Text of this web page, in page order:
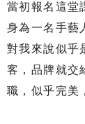
當初報名這堂
身為一名手藝
對我來說似乎
客，品牌就交
職，似乎完美